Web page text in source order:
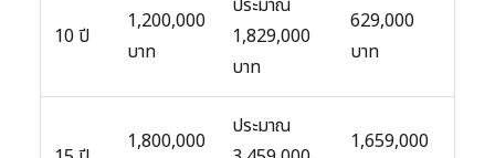
10 ปี
1,200,000
บาท
ประมาณ
1,829,000
บาท
629,000
บาท
1,800,000
ประมาณ
1,659,000